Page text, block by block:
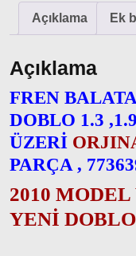
Ducato
1997-
Modeller
Ducato
2001 –
2006
Modeller
Açıklama Ek
Açıklama
FREN
DOBLO 1.3
ÜZERİ
PARÇA ,
2010
YENİ